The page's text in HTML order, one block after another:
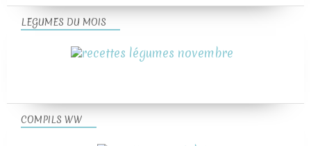
LEGUMES DU MOIS
COMPILS WW